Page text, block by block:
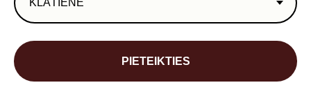
PIETEIKTIES